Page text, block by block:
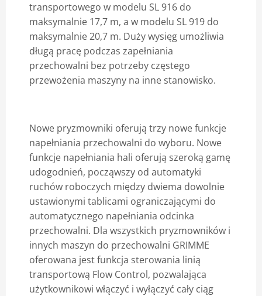
transportowego w modelu SL 916 do
maksymalnie 17,7 m, a w modelu SL 919 do
maksymalnie 20,7 m. Duży wysięg umożliwia
długą pracę podczas zapełniania
przechowalni bez potrzeby częstego
przewożenia maszyny na inne stanowisko.
Nowe pryzmowniki oferują trzy nowe funkcje
napełniania przechowalni do wyboru. Nowe
funkcje napełniania hali oferują szeroką gamę
udogodnień, począwszy od automatyki
ruchów roboczych między dwiema dowolnie
ustawionymi tablicami ograniczającymi do
automatycznego napełniania odcinka
przechowalni. Dla wszystkich pryzmowników i
innych maszyn do przechowalni GRIMME
oferowana jest funkcja sterowania linią
transportową Flow Control, pozwalająca
użytkownikowi włączyć i wyłączyć cały ciąg